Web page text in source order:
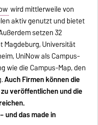
wird mittlerweile von
aktiv genutzt und bietet
setzen 32
Magdeburg, Universität
UniNow als Campus-
wie die Campus-Map, den
Auch Firmen können die
veröffentlichen und die
und das made in